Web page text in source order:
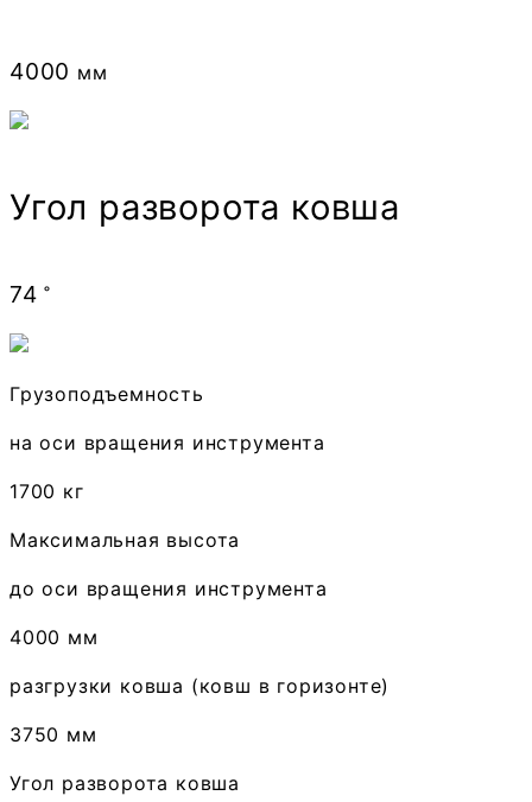
4000 мм
Угол разворота ковша
74 ˚
Грузоподъемность
на оси вращения инструмента
1700 кг
Максимальная высота
до оси вращения инструмента
4000 мм
разгрузки ковша (ковш в горизонте)
3750 мм
Угол разворота ковша